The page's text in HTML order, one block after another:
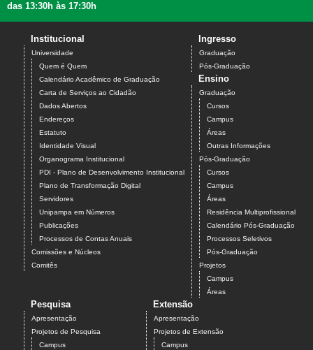
das 13:30h às 17:30h
Institucional
Universidade
Quem é Quem
Calendário Acadêmico de Graduação
Carta de Serviços ao Cidadão
Dados Abertos
Endereços
Estatuto
Identidade Visual
Organograma Institucional
PDI - Plano de Desenvolvimento Institucional
Plano de Transformação Digital
Servidores
Unipampa em Números
Publicações
Processos de Contas Anuais
Comissões e Núcleos
Comitês
Ingresso
Graduação
Pós-Graduação
Ensino
Graduação
Cursos
Campus
Áreas
Outras Informações
Pós-Graduação
Cursos
Campus
Áreas
Residência Multiprofissional
Calendário Pós-Graduação
Processos Seletivos
Pós-Graduação
Projetos
Campus
Áreas
Pesquisa
Apresentação
Projetos de Pesquisa
Campus
Extensão
Apresentação
Projetos de Extensão
Campus